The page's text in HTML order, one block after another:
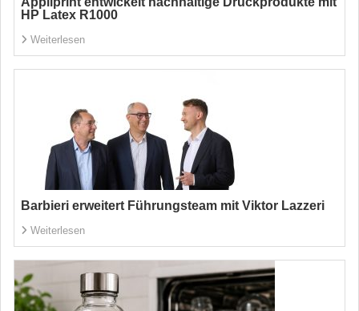
HP Latex R1000
Weiterlesen
Barbieri erweitert Führungsteam mit Viktor Lazzeri
Weiterlesen